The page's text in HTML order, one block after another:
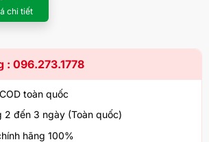
chi tiết
: 096.273.1778
toàn quốc
2 đến 3 ngày (Toàn quốc)
hãng 100%